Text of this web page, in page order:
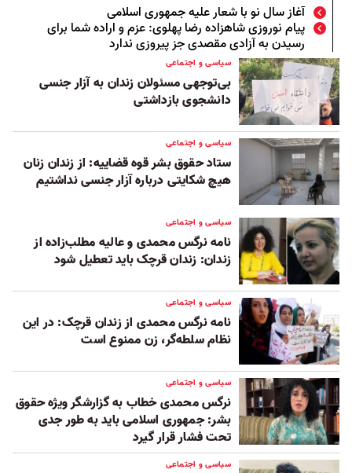
آغاز سال نو با شعار علیه جمهوری اسلامی
پیام نوروزی شاهزاده رضا پهلوی: عزم و اراده شما برای
رسیدن به آزادی مقصدی جز پیروزی ندارد
سیاسی و اجتماعی
بی‌توجهی مسئولان زندان به آزار جنسی
دانشجوی بازداشتی
سیاسی و اجتماعی
ستاد حقوق بشر قوه قضاییه: از زندان زنان
هیچ شکایتی درباره آزار جنسی نداشتیم
سیاسی و اجتماعی
نامه نرگس محمدی و عالیه مطلب‌زاده از
زندان: زندان قرچک باید تعطیل شود
سیاسی و اجتماعی
نامه نرگس محمدی از زندان قرچک: در این
نظام سلطه‌گر، زن ممنوع است
سیاسی و اجتماعی
نرگس محمدی خطاب به گزارشگر ویژه حقوق
بشر: جمهوری اسلامی باید به طور جدی
تحت فشار قرار گیرد
سیاسی و اجتماعی